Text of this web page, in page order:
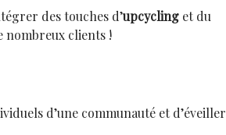
des touches d’upcycling et du
nombreux clients !
d’une communauté et d’éveiller